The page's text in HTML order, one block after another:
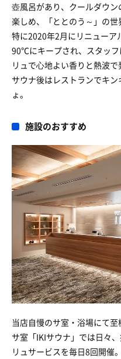
壺風呂があり、クールダウ
楽しめ、「ととのう～」の世
特に2020年2月にリニューア
90℃にキープされ、スタッ
リュで⼼地よい香りと熱波で
サウナ後はレストランでキ
ょ。
施設のおすすめ
当店自慢のサ室・浴場にて
サ室「IKIサウナ」では日々
リュサービスを毎日8回開催